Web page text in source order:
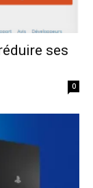
ses
0